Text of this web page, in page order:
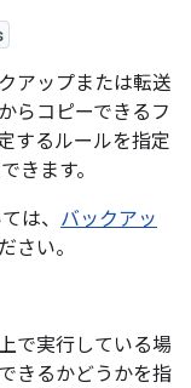
アップまたは転送
らコピーできるフ
するルールを指定
きます。
は、 バックアッ
さい。
で実行している場
きるかどうかを指